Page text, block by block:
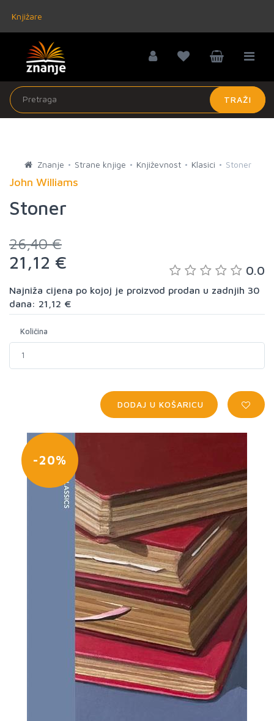
Knjižare
TRAŽI
Znanje Strane knjige Književnost Klasici Stoner
John Williams
Stoner
26,40 €
21,12 € 0.0
Najniža cijena po kojoj je proizvod prodan u zadnjih 30
dana: 21,12 €
Količina
DODAJ U KOŠARICU
-20%